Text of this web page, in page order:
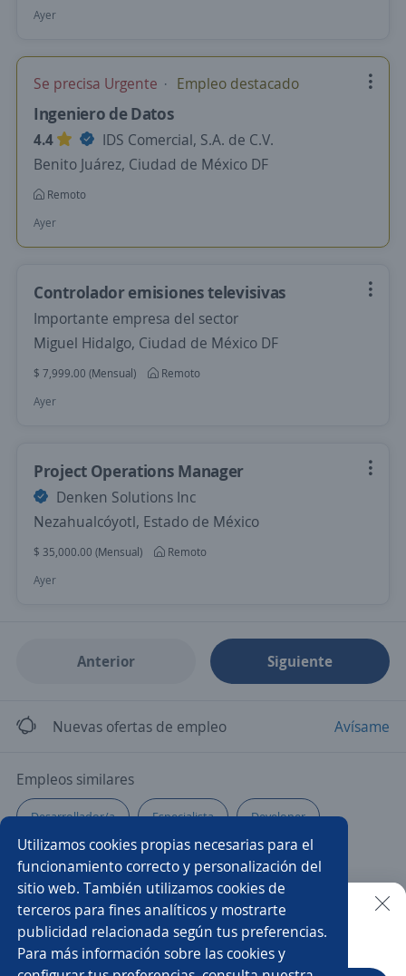
Utilizamos cookies propias necesarias para el
funcionamiento correcto y personalización del
sitio web. También utilizamos cookies de
terceros para fines analíticos y mostrarte
publicidad relacionada según tus preferencias.
Para más información sobre las cookies y
Ayer
Se precisa Urgente Empleo destacado
Ingeniero de Datos
4.4
IDS Comercial, S.A. de C.V.
Benito Juárez, Ciudad de México DF
Remoto
Ayer
Controlador emisiones televisivas
Importante empresa del sector
Miguel Hidalgo, Ciudad de México DF
$ 7,999.00 (Mensual)
Remoto
Ayer
Project Operations Manager
Denken Solutions Inc
Nezahualcóyotl, Estado de México
$ 35,000.00 (Mensual)
Remoto
Ayer
Anterior Siguiente
Nuevas ofertas de empleo Avísame
Empleos similares
Desarrollador/a Especialista Developer
Analista Coordinador/a Engineer
Desarrollador sénior Ingeniero ti Desarrollo
Ingeniero soporte Programador/a web
Buscar es más fácil en la app